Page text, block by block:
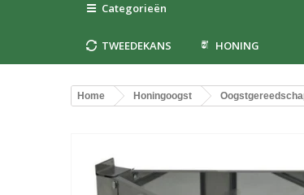
Categorieën
TWEEDEKANS HONING
Home Honingoogst